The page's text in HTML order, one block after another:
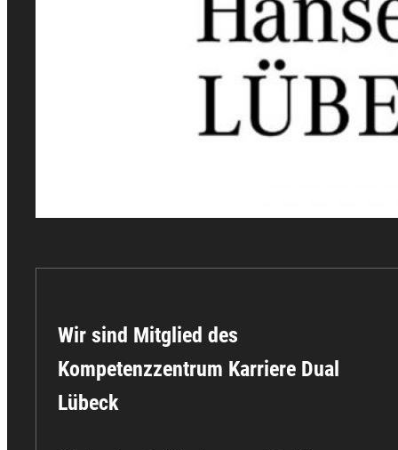
Wir sind Mitglied des
Kompetenzzentrum Karriere Dual
Lübeck